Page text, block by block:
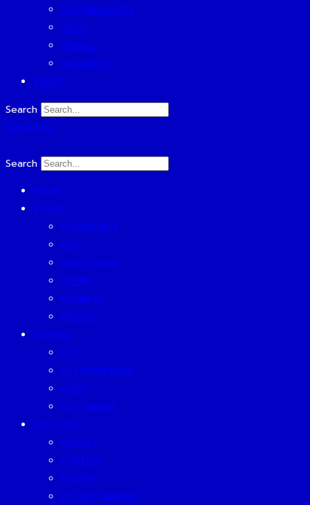
SUSTAINABILITY
TECH
TRAVEL
WELLNESS
EVENT
Search
Subscribe
Search
HOME
TODAY
ECONOMICS
ESG
INVESTMENT
TREND
BUSINESS
PEOPLE
FORUM
CEO
ENTREPRENEUR
GURU
SUSTAINISM
LIFESTYLE
BEAUTY
CAREER
EATERY
ENTERTAINMENT